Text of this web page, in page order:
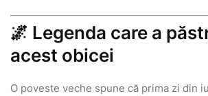
🌌 Legenda care a
acest obicei
O poveste veche spune că prima zi din